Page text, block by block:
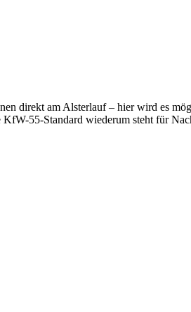
direkt am Alsterlauf – hier wird es
55-Standard wiederum steht für